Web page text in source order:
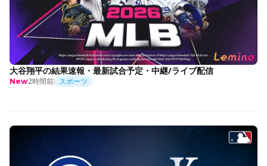
大谷翔平の結果速報・最新試合予定・中継/ライブ配信
New2時間前 スポーツ